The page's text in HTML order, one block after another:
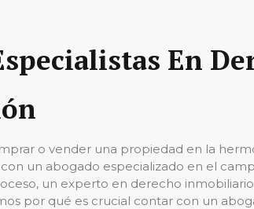
En
o vender una propiedad en la
un abogado especializado en el
un experto en derecho
por qué es crucial contar con un